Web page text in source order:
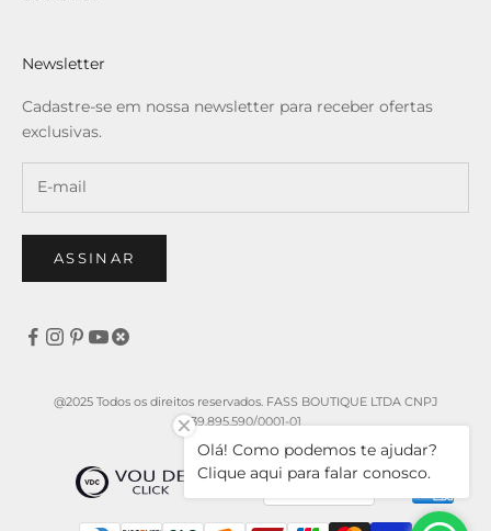
Newsletter
Cadastre-se em nossa newsletter para receber ofertas
exclusivas.
ASSINAR
@2025 Todos os direitos reservados. FASS BOUTIQUE LTDA CNPJ
39.895.590/0001-01
Olá! Como podemos te ajudar?
Clique aqui para falar conosco.